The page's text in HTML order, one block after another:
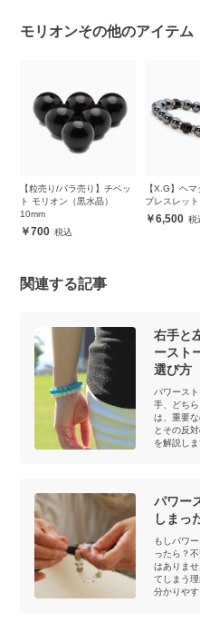
モリオンその他のアイテム
【粒売り/バラ売り】チベッ
ト モリオン（黒水晶）
10mm
700
【X.G】ヘ
ブレスレット
6,500
関連する記事
右手と
ースト
選び方
パワース
手、どち
は、重要
とその反
を解説しま
パワー
しまっ
もしパワ
ったら？
はありま
てしまう
分かりやす